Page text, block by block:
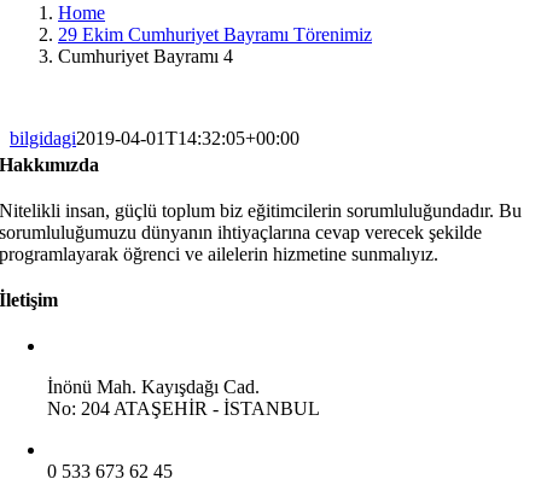
Home
29 Ekim Cumhuriyet Bayramı Törenimiz
Cumhuriyet Bayramı 4
bilgidagi2019-04-01T14:32:05+00:00
Hakkımızda
Nitelikli insan, güçlü toplum biz eğitimcilerin sorumluluğundadır. Bu
sorumluluğumuzu dünyanın ihtiyaçlarına cevap verecek şekilde
programlayarak öğrenci ve ailelerin hizmetine sunmalıyız.
İletişim
İnönü Mah. Kayışdağı Cad.
No: 204 ATAŞEHİR - İSTANBUL
0 533 673 62 45